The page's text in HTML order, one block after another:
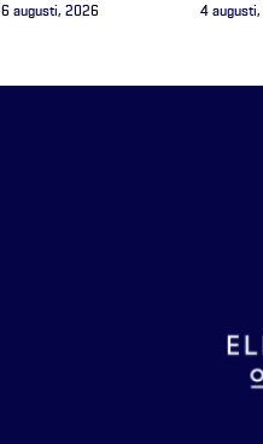
6 augusti, 2026 4